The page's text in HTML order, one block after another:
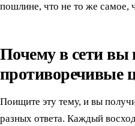
пошлине, что не то же самое,
Почему в сети вы
противоречивые
Поищите эту тему, и вы
разных ответа. Каждый